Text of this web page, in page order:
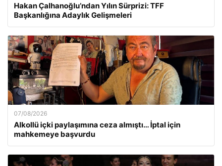
Hakan Çalhanoğlu’ndan Yılın Sürprizi: TFF
Başkanlığına Adaylık Gelişmeleri
07/08/2026
Alkollü içki paylaşımına ceza almıştı… İptal için
mahkemeye başvurdu